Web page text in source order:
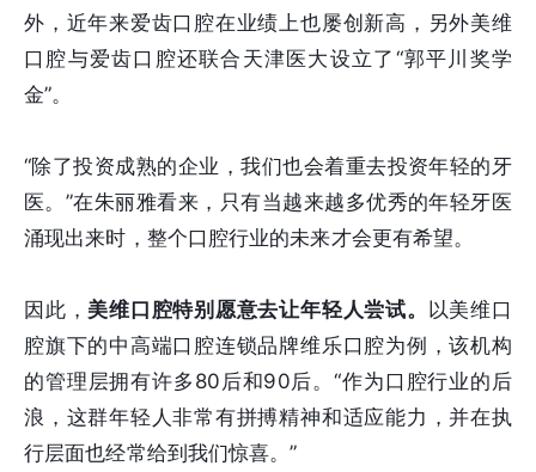
外，近年来爱齿口腔在业绩上也屡创新高，另外美维
口腔与爱齿口腔还联合天津医大设立了“郭平川奖学
金”。
“除了投资成熟的企业，我们也会着重去投资年轻的牙
医。”在朱丽雅看来，只有当越来越多优秀的年轻牙医
涌现出来时，整个口腔行业的未来才会更有希望。
因此， 美维口腔特别愿意去让年轻人尝试。 以美维口
腔旗下的中高端口腔连锁品牌维乐口腔为例，该机构
的管理层拥有许多80后和90后。“作为口腔行业的后
浪，这群年轻人非常有拼搏精神和适应能力，并在执
行层面也经常给到我们惊喜。”